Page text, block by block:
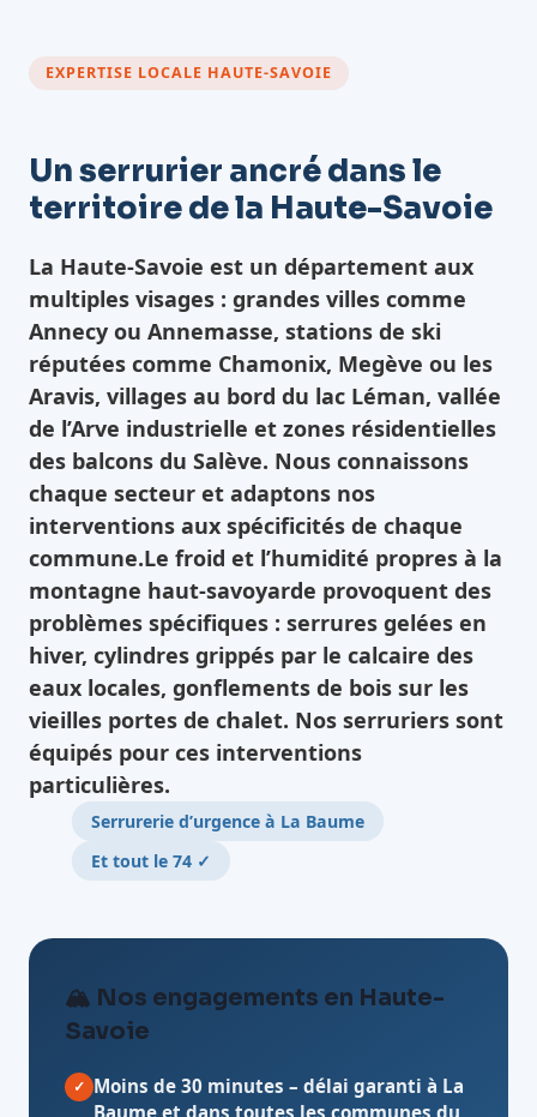
EXPERTISE LOCALE HAUTE-SAVOIE
Un serrurier ancré dans le
territoire de la Haute-Savoie
La Haute-Savoie est un département aux
multiples visages : grandes villes comme
Annecy ou Annemasse, stations de ski
réputées comme Chamonix, Megève ou les
Aravis, villages au bord du lac Léman, vallée
de l’Arve industrielle et zones résidentielles
des balcons du Salève. Nous connaissons
chaque secteur et adaptons nos
interventions aux spécificités de chaque
commune.Le froid et l’humidité propres à la
montagne haut-savoyarde provoquent des
problèmes spécifiques : serrures gelées en
hiver, cylindres grippés par le calcaire des
eaux locales, gonflements de bois sur les
vieilles portes de chalet. Nos serruriers sont
équipés pour ces interventions
particulières.
Serrurerie d’urgence à La Baume
Et tout le 74 ✓
🏔️ Nos engagements en Haute-
Savoie
✓ Moins de 30 minutes – délai garanti à La